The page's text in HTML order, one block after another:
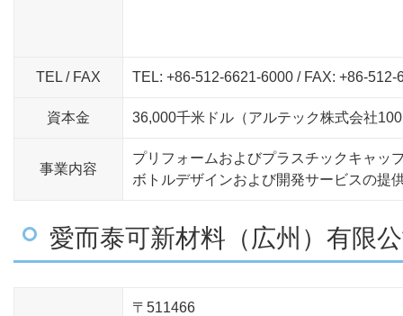
TEL / FAX TEL: +86-512-6621-6000 / FAX: +86-512-
資本金 36,000千米ドル（アルテック株式会社
事業内容
プリフォームおよびプラスチックキャッ
ボトルデザインおよび開発サービスの提
愛而泰可新材料（広州）有限
〒511466